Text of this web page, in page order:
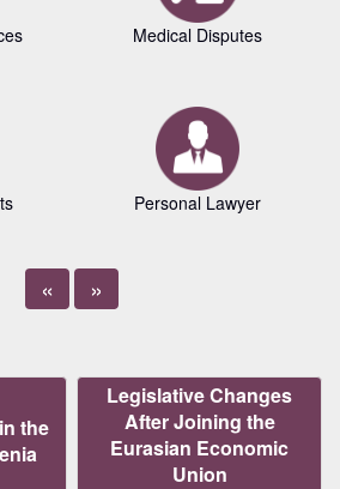
Medical Disputes
Personal Lawyer
« »
the
Legislative Changes
After Joining the
Eurasian Economic
Union